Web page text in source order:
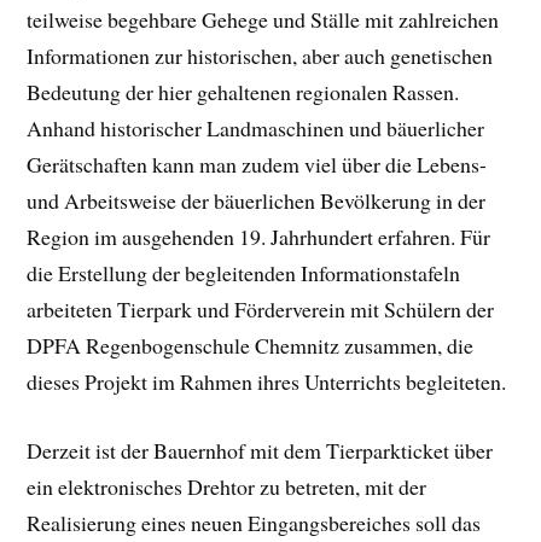
teilweise begehbare Gehege und Ställe mit zahlreichen
Informationen zur historischen, aber auch genetischen
Bedeutung der hier gehaltenen regionalen Rassen.
Anhand historischer Landmaschinen und bäuerlicher
Gerätschaften kann man zudem viel über die Lebens-
und Arbeitsweise der bäuerlichen Bevölkerung in der
Region im ausgehenden 19. Jahrhundert erfahren. Für
die Erstellung der begleitenden Informationstafeln
arbeiteten Tierpark und Förderverein mit Schülern der
DPFA Regenbogenschule Chemnitz zusammen, die
dieses Projekt im Rahmen ihres Unterrichts begleiteten.
Derzeit ist der Bauernhof mit dem Tierparkticket über
ein elektronisches Drehtor zu betreten, mit der
Realisierung eines neuen Eingangsbereiches soll das